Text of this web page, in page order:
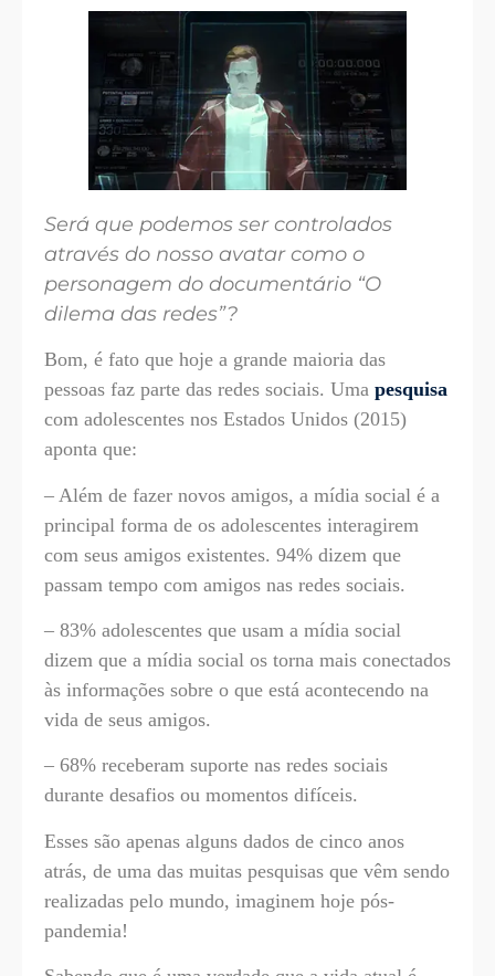
Será que podemos ser controlados
através do nosso avatar como o
personagem do documentário “O
dilema das redes”?
Bom, é fato que hoje a grande maioria das
pessoas faz parte das redes sociais. Uma pesquisa
com adolescentes nos Estados Unidos (2015)
aponta que:
– Além de fazer novos amigos, a mídia social é a
principal forma de os adolescentes interagirem
com seus amigos existentes. 94% dizem que
passam tempo com amigos nas redes sociais.
– 83% adolescentes que usam a mídia social
dizem que a mídia social os torna mais conectados
às informações sobre o que está acontecendo na
vida de seus amigos.
– 68% receberam suporte nas redes sociais
durante desafios ou momentos difíceis.
Esses são apenas alguns dados de cinco anos
atrás, de uma das muitas pesquisas que vêm sendo
realizadas pelo mundo, imaginem hoje pós-
pandemia!